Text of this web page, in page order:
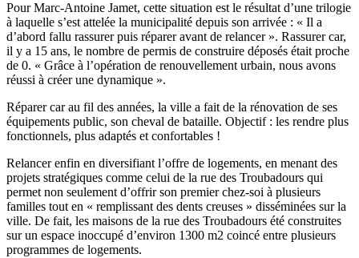
Pour Marc-Antoine Jamet, cette situation est le résultat d’une trilogie
à laquelle s’est attelée la municipalité depuis son arrivée : « Il a
d’abord fallu rassurer puis réparer avant de relancer ». Rassurer car,
il y a 15 ans, le nombre de permis de construire déposés était proche
de 0. « Grâce à l’opération de renouvellement urbain, nous avons
réussi à créer une dynamique ».
Réparer car au fil des années, la ville a fait de la rénovation de ses
équipements public, son cheval de bataille. Objectif : les rendre plus
fonctionnels, plus adaptés et confortables !
Relancer enfin en diversifiant l’offre de logements, en menant des
projets stratégiques comme celui de la rue des Troubadours qui
permet non seulement d’offrir son premier chez-soi à plusieurs
familles tout en « remplissant des dents creuses » disséminées sur la
ville. De fait, les maisons de la rue des Troubadours été construites
sur un espace inoccupé d’environ 1300 m2 coincé entre plusieurs
programmes de logements.